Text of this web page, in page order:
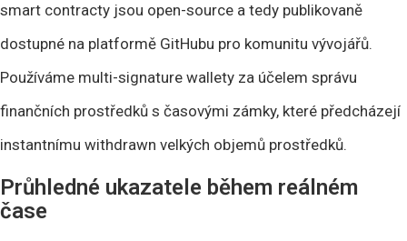
smart contracty jsou open-source a tedy publikovaně
dostupné na platformě GitHubu pro komunitu vývojářů.
Používáme multi-signature wallety za účelem správu
finančních prostředků s časovými zámky, které předcházejí
instantnímu withdrawn velkých objemů prostředků.
Průhledné ukazatele během reálném
čase